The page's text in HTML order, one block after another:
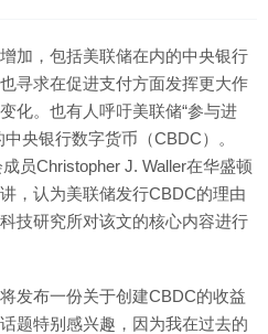
加，包括美联储在内的中央银行
寻求在促进支付方面发挥更大作
化。也有人呼吁美联储“参与进
央银行数字货币（CBDC）。
员Christopher J. Waller在华盛顿
，认为美联储发行CBDC的理由
技研究所对该文的核心内容进行
发布一份关于创建CBDC的收益
题特别感兴趣，因为我在过去的